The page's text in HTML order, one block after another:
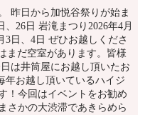
昨日から加悦谷祭りが始ま
26日 岩滝まつり2026年4月
3日、4日 ぜひお越しくださ
まだ空室があります。皆様
は井筒屋にお越し頂いたお
年お越し頂いているハイジ
！今回はイベントをお勧め
さかの大渋滞であきらめら